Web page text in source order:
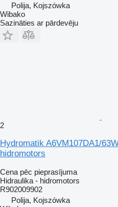
Polija, Kojszówka
Wibako
Sazināties ar pārdevēju
2
Hydromatik A6VM107DA1/
hidromotors
Cena pēc pieprasījuma
Hidraulika - hidromotors
R902009902
Polija, Kojszówka